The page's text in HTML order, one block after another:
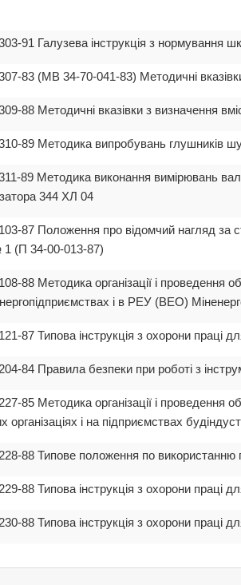
91 Галузева інструкція з нормування
83 (МВ 34-70-041-83) Методичні
88 Методичні вказівки з визначення
89 Методика випробувань глушників
89 Методика виконання вимірювань
344 ХЛ 04
87 Положення про відомчий нагляд за
(П 34-00-013-87)
88 Методика організації і проведення
і в РЕУ (ВЕО)
87 Типова інструкція з охорони праці
84 Правила безпеки при роботі з
85 Методика організації і проведення
організаціях і на підприємствах
88 Типове положення по використанню
88 Типова інструкція з охорони праці
88 Типова інструкція з охорони праці